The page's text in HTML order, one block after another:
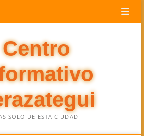
Centro
SOLO DE ESTA CIUDAD